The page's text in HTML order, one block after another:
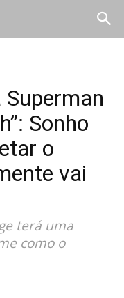
Sonho
o
vai
terá uma
como o